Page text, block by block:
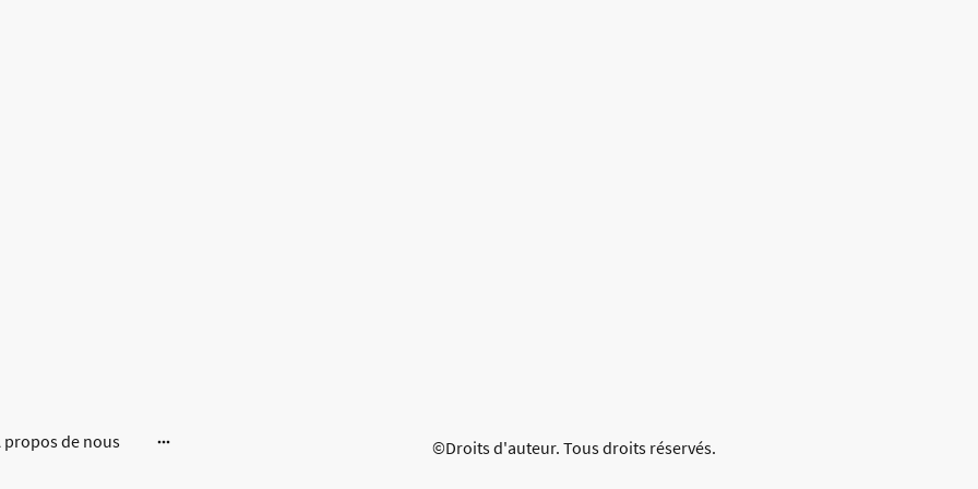
propos de nous ©Droits d'auteur. Tous droits réservés.